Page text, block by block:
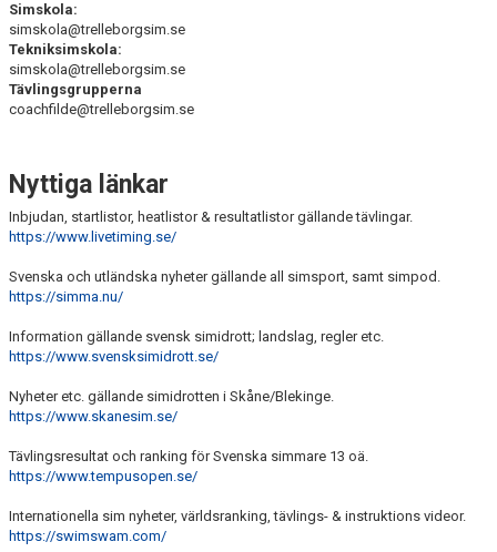
Simskola:
simskola@trelleborgsim.se
Tekniksimskola:
simskola@trelleborgsim.se
Tävlingsgrupperna
coachfilde@trelleborgsim.se
Nyttiga länkar
Inbjudan, startlistor, heatlistor & resultatlistor gällande tävlingar.
https://www.livetiming.se/
Svenska och utländska nyheter gällande all simsport, samt simpod.
https://simma.nu/
Information gällande svensk simidrott; landslag, regler etc.
https://www.svensksimidrott.se/
Nyheter etc. gällande simidrotten i Skåne/Blekinge.
https://www.skanesim.se/
Tävlingsresultat och ranking för Svenska simmare 13 oä.
https://www.tempusopen.se/
Internationella sim nyheter, världsranking, tävlings- & instruktions videor.
https://swimswam.com/